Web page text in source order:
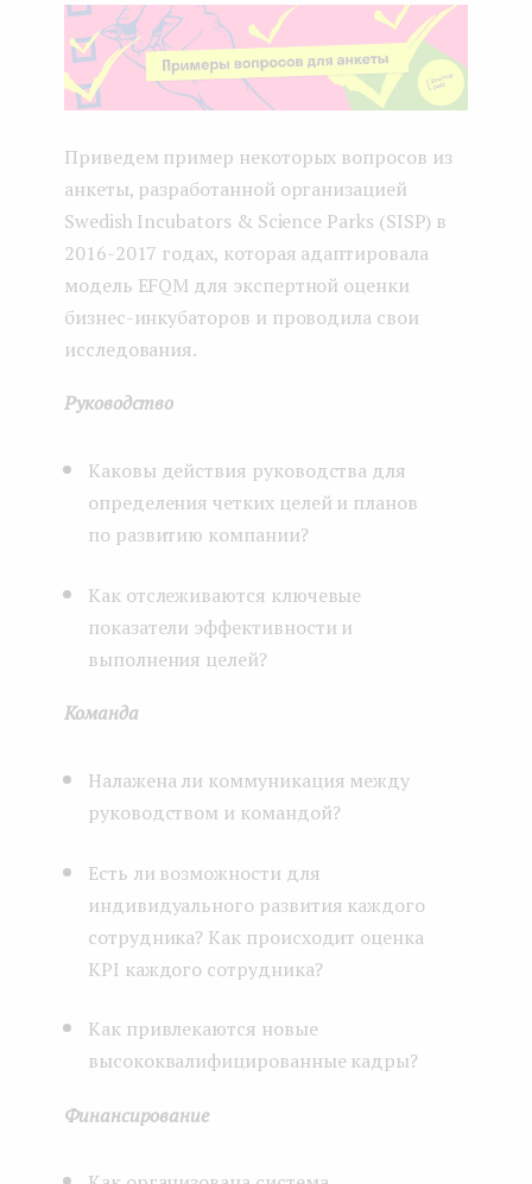
Приведем пример некоторых вопросов из
анкеты, разработанной организацией
Swedish Incubators & Science Parks (SISP) в
2016-2017 годах, которая адаптировала
модель EFQM для экспертной оценки
бизнес-инкубаторов и проводила свои
исследования.
Руководство
Каковы действия руководства для
определения четких целей и планов
по развитию компании?
Как отслеживаются ключевые
показатели эффективности и
выполнения целей?
Команда
Налажена ли коммуникация между
руководством и командой?
Есть ли возможности для
индивидуального развития каждого
сотрудника? Как происходит оценка
KPI каждого сотрудника?
Как привлекаются новые
высококвалифицированные кадры?
Финансирование